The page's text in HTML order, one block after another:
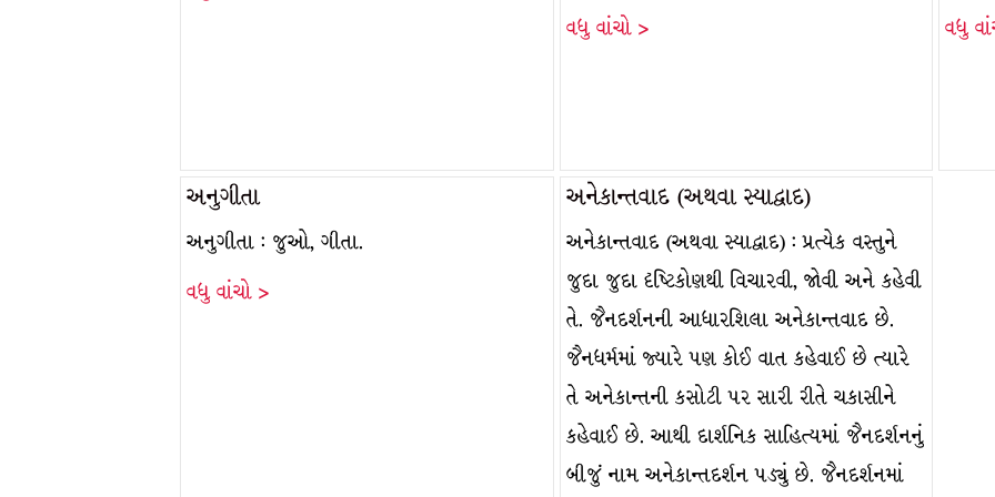
વધુ વાંચો >
વધુ
અનુગીતા
અનુગીતા : જુઓ, ગીતા.
વધુ વાંચો >
અનેકાન્તવાદ (અથવા સ્યાદ્વાદ)
અનેકાન્તવાદ (અથવા સ્યાદ્વાદ) : પ્રત્યેક વસ્તુને
જુદા જુદા દૃષ્ટિકોણથી વિચારવી, જોવી અને કહેવી
તે. જૈનદર્શનની આધારશિલા અનેકાન્તવાદ છે.
જૈનધર્મમાં જ્યારે પણ કોઈ વાત કહેવાઈ છે ત્યારે
તે અનેકાન્તની કસોટી પર સારી રીતે ચકાસીને
કહેવાઈ છે. આથી દાર્શનિક સાહિત્યમાં જૈનદર્શનનું
બીજું નામ અનેકાન્તદર્શન પડ્યું છે. જૈનદર્શનમાં